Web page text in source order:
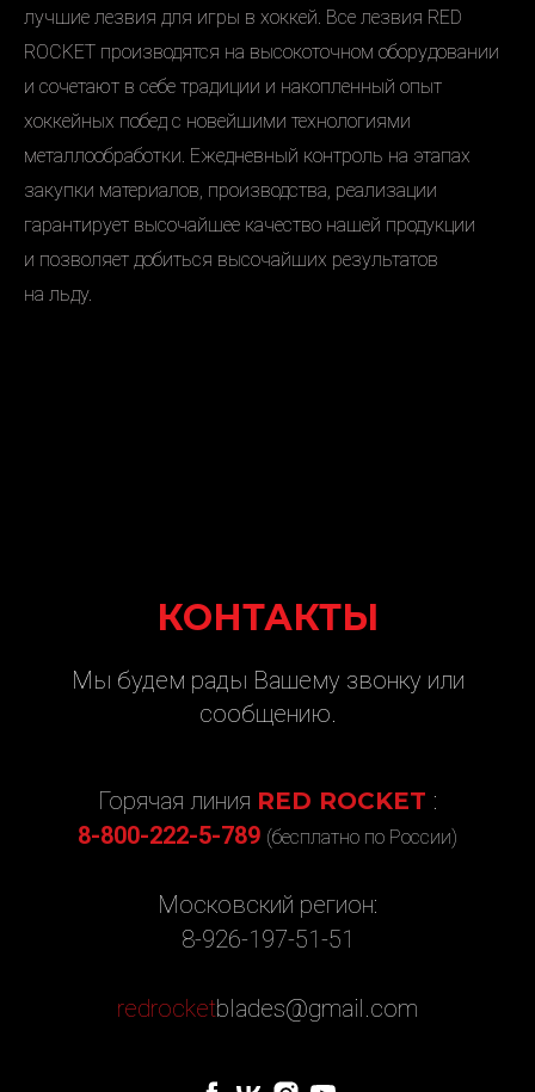
лучшие лезвия для игры в хоккей. Все лезвия RED
ROCKET производятся на высокоточном оборудовании
и сочетают в себе традиции и накопленный опыт
хоккейных побед с новейшими технологиями
металлообработки. Ежедневный контроль на этапах
закупки материалов, производства, реализации
гарантирует высочайшее качество нашей продукции
и позволяет добиться высочайших результатов
на льду.
КОНТАКТЫ
Мы будем рады Вашему звонку или
сообщению.
Горячая линия RED ROCKET :
8-800-222-5-789 (бесплатно по России)
Московский регион:
8-926-197-51-51
redrocketblades@gmail.com